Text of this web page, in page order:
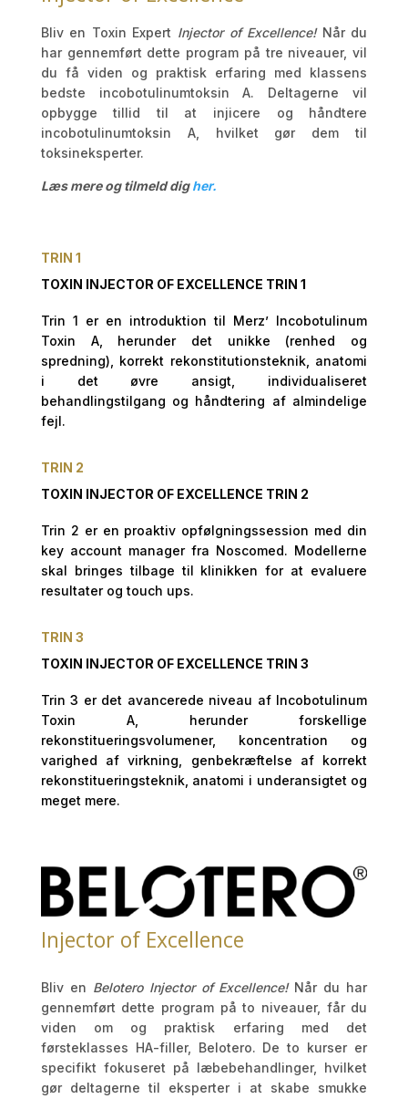
Bliv en Toxin Expert Injector of Excellence!Når du
har gennemført dette program på tre niveauer, vil
du få viden og praktisk erfaring med klassens
bedste incobotulinumtoksin A. Deltagerne vil
opbygge tillid til at injicere og håndtere
incobotulinumtoksin A, hvilket gør dem til
toksineksperter.
Læs mere og tilmeld digher.
TRIN 1
TOXIN INJECTOR OF EXCELLENCE TRIN 1
Trin 1 er en introduktion til Merz’ Incobotulinum
Toxin A, herunder det unikke (renhed og
spredning), korrekt rekonstitutionsteknik, anatomi
i det øvre ansigt, individualiseret
behandlingstilgang og håndtering af almindelige
fejl.
TRIN 2
TOXIN INJECTOR OF EXCELLENCE TRIN 2
Trin 2 er en proaktiv opfølgningssession med din
key account manager fra Noscomed. Modellerne
skal bringes tilbage til klinikken for at evaluere
resultater og touch ups.
TRIN 3
TOXIN INJECTOR OF EXCELLENCE TRIN 3
Trin 3 er det avancerede niveau af Incobotulinum
Toxin A, herunder forskellige
rekonstitueringsvolumener, koncentration og
varighed af virkning, genbekræftelse af korrekt
rekonstitueringsteknik, anatomi i underansigtet og
meget mere.
Injector of Excellence
Bliv en Belotero Injector of Excellence!Når du har
gennemført dette program på to niveauer, får du
viden om og praktisk erfaring med det
førsteklasses HA-filler, Belotero. De to kurser er
specifikt fokuseret på læbebehandlinger, hvilket
gør deltagerne til eksperter i at skabe smukke